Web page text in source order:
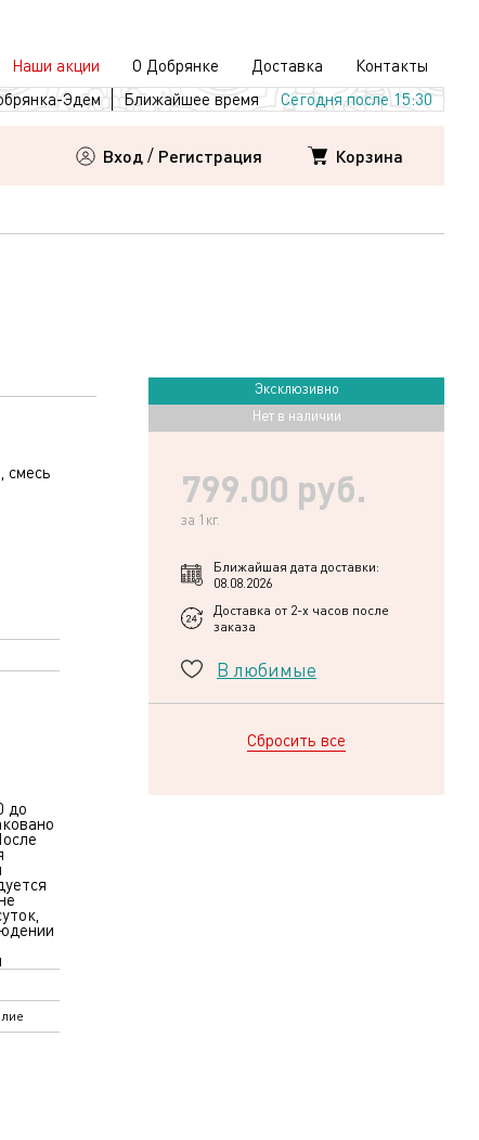
Наши акции О Добрянке Доставка Контакты
Эдем Ближайшее время Сегодня после 15:30
Вход / Регистрация Корзина
смесь
до
Эксклюзивно
Нет в наличии
799.00 руб.
за 1кг.
Ближайшая дата доставки:
08.08.2026
Доставка от 2-х часов после
заказа
В любимые
Сбросить все